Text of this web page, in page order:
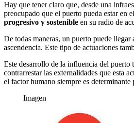
Hay que tener claro que, desde una
preocupado que el puerto pueda estar en
progresivo y sostenible en su radio de
De todas maneras, un puerto puede llegar
ascendencia. Este tipo de actuaciones
Este desarrollo de la influencia del puerto
contrarrestar las externalidades que esta
el factor humano siempre es determinante
Imagen